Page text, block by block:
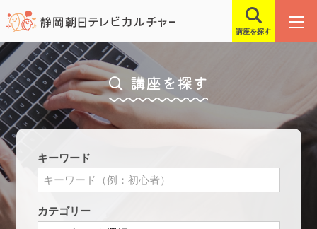
講座を探す
講座を探す
キーワード
カテゴリー